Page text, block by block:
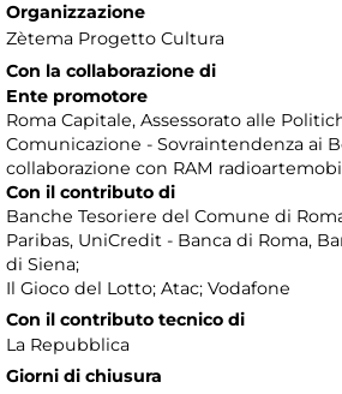
Organizzazione
Zètema Progetto Cultura
Con la collaborazione di
Ente promotore
Roma Capitale, Assessorato alle
Comunicazione - Sovraintendenza ai
collaborazione con RAM
Con il contributo di
Banche Tesoriere del Comune di
Paribas, UniCredit - Banca di Roma,
di Siena;
Il Gioco del Lotto; Atac; Vodafone
Con il contributo tecnico di
La Repubblica
Giorni di chiusura